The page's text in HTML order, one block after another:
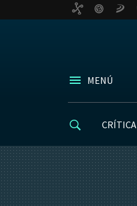
MENÚ
CRÍTICA